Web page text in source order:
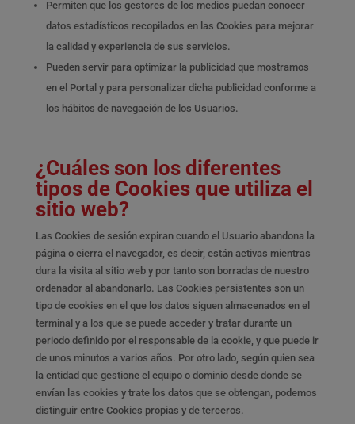
Permiten que los gestores de los medios puedan conocer
datos estadísticos recopilados en las Cookies para mejorar
la calidad y experiencia de sus servicios.
Pueden servir para optimizar la publicidad que mostramos
en el Portal y para personalizar dicha publicidad conforme a
los hábitos de navegación de los Usuarios.
¿Cuáles son los diferentes
tipos de Cookies que utiliza el
sitio web?
Las Cookies de sesión expiran cuando el Usuario abandona la
página o cierra el navegador, es decir, están activas mientras
dura la visita al sitio web y por tanto son borradas de nuestro
ordenador al abandonarlo. Las Cookies persistentes son un
tipo de cookies en el que los datos siguen almacenados en el
terminal y a los que se puede acceder y tratar durante un
periodo definido por el responsable de la cookie, y que puede ir
de unos minutos a varios años. Por otro lado, según quien sea
la entidad que gestione el equipo o dominio desde donde se
envían las cookies y trate los datos que se obtengan, podemos
distinguir entre Cookies propias y de terceros.